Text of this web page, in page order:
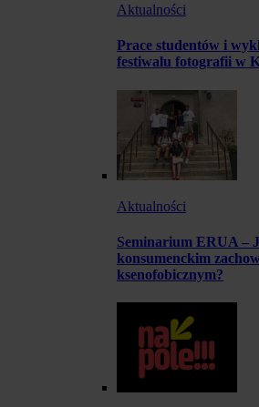
Aktualności
Prace studentów i
festiwalu fotografii w
Aktualności
Seminarium ERUA –
konsumenckim
ksenofobicznym?